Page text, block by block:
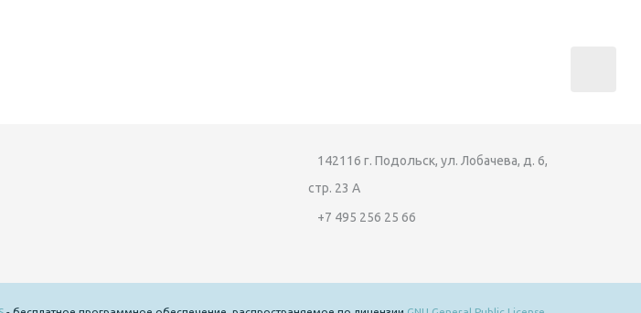
142116 г. Подольск, ул. Лобачева, д. 6,
стр. 23 А
+7 495 256 25 66